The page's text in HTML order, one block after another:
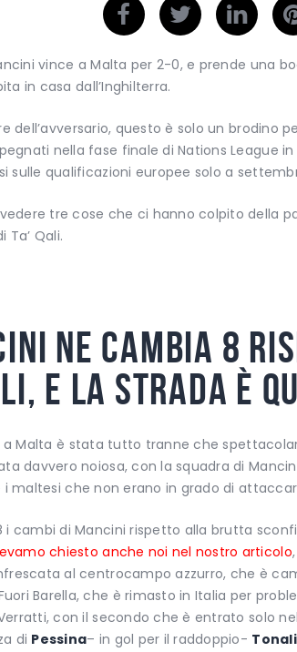
vince a Malta per 2-0, e prende una
in casa dall’Inghilterra.
dell’avversario, questo è solo un brodino
nella fase finale di Nations League
sulle qualificazioni europee solo a
tre cose che ci hanno colpito della
Ta’ Qali.
ne cambia 8
e la strada è
a Malta è stata tutto tranne che
davvero noiosa, con la squadra di
i maltesi che non erano in grado di
i cambi di Mancini rispetto alla brutta
chiesto anche noi nel nostro articolo
al centrocampo azzurro, che è
Barella, che è rimasto in Italia per
con il secondo che è entrato solo
di Pessina– in gol per il raddoppio- Tonali